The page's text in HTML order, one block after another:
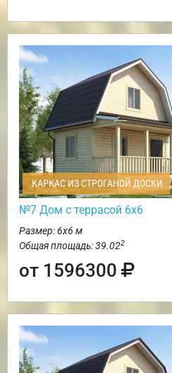
КАРКАС ИЗ СТРОГАНОЙ ДОСКИ
№7 Дом с террасой 6х6
Размер: 6х6 м
Общая площадь: 39.022
от 1596300